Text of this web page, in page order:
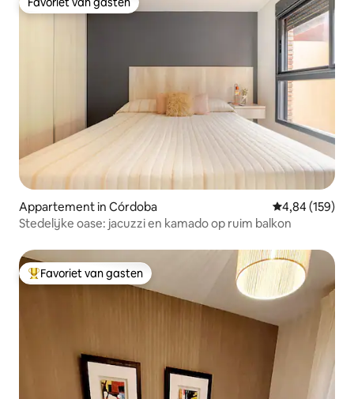
Favoriet van gasten
Appartement in Córdoba Gemiddelde
4,84 (159)
Stedelijke oase: jacuzzi en kamado op ruim balkon
Topfavoriet van gasten
Favoriet van gasten